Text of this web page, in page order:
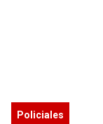
Policiales